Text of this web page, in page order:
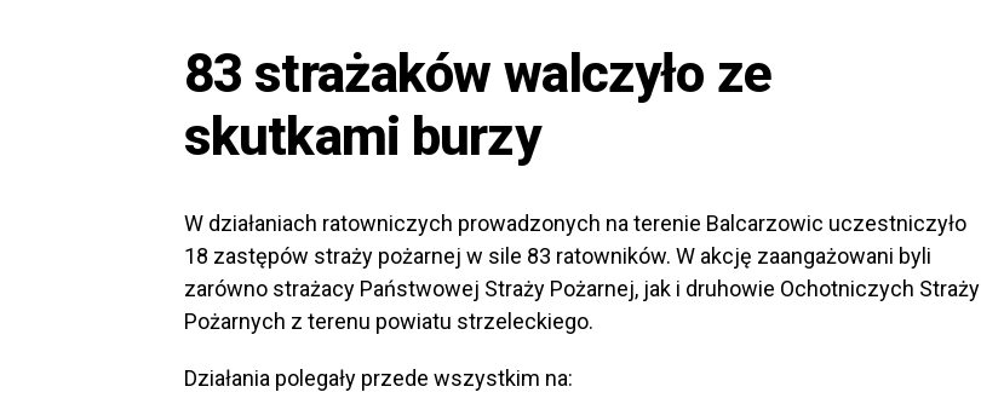
83 strażaków walczyło ze
skutkami burzy
W działaniach ratowniczych prowadzonych na terenie Balcarzowic uczestniczyło
18 zastępów straży pożarnej w sile 83 ratowników. W akcję zaangażowani byli
zarówno strażacy Państwowej Straży Pożarnej, jak i druhowie Ochotniczych Straży
Pożarnych z terenu powiatu strzeleckiego.
Działania polegały przede wszystkim na: